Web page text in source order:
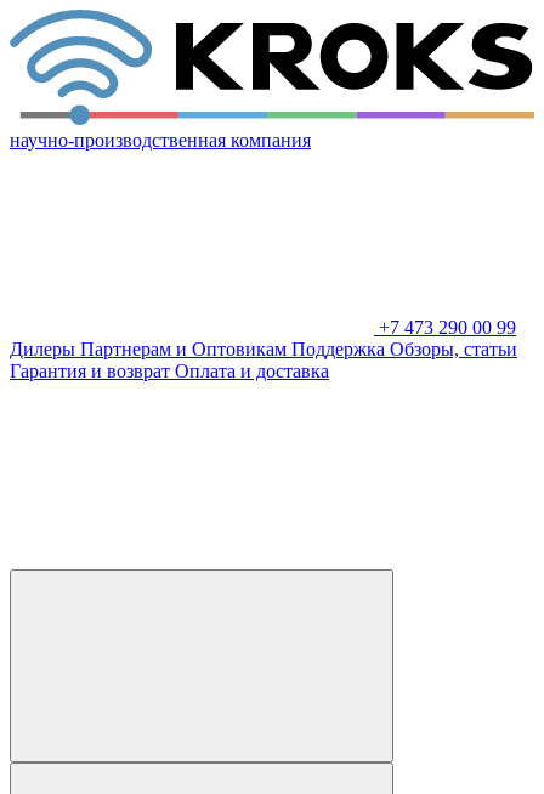
научно-производственная компания
+7 473 290 00 99
Дилеры Партнерам и Оптовикам Поддержка Обзоры, статьи
Гарантия и возврат Оплата и доставка